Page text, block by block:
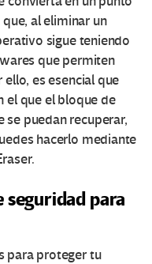
al eliminar un
sigue teniendo
que permiten
es esencial que
el que el bloque de
puedan recuperar,
hacerlo mediante
seguridad para
para proteger tu